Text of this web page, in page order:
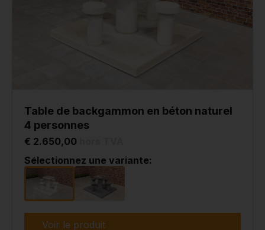
Table de backgammon en béton naturel
4 personnes
€ 2.650,00
Sélectionnez une variante:
Voir le produit